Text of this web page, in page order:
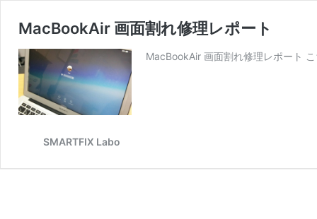
MacBookAir 画面割れ修理レポート
MacBookAir 画面割れ修理レポート
SMARTFIX Labo